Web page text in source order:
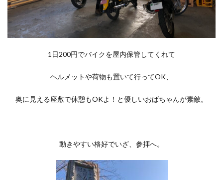
1日200円でバイクを屋内保管してくれて
ヘルメットや荷物も置いて行ってOK、
奥に見える座敷で休憩もOKよ！と優しいおばちゃんが素敵。
動きやすい格好でいざ、参拝へ。